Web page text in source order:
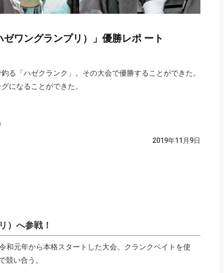
ワングランプリ）」優勝レポ ート
る「ハゼクランク」。その大会で優勝することができた。
になることができた。
2019年11月9日
）へ参戦！
和元年から本格スタートした大会。クランクベイトを使
競い合う。